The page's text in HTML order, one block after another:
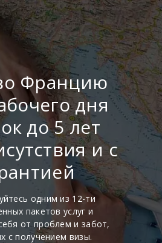
Францию
дня
до 5 лет
и с
одним из 12-ти
пакетов услуг и
от проблем и забот,
с получением визы.